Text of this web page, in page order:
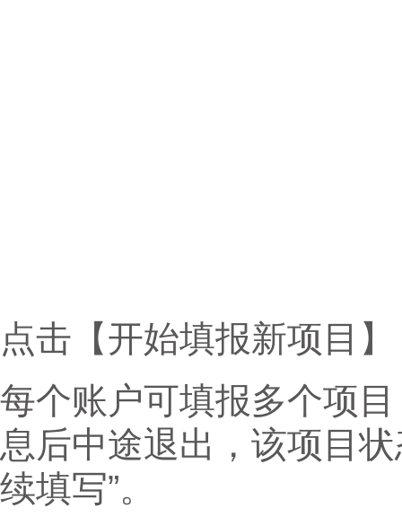
点击【开始填报新项目
每个账户可填报多个项
息后中途退出，该项目
续填写”。